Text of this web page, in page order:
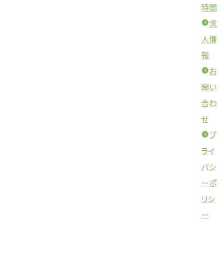
時間
求
人情
報
お
問い
合わ
せ
プ
ライ
バシ
ーポ
リシ
ー